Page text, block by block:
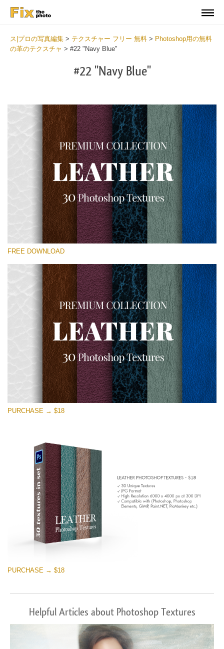
ス|プロの写真編集 > テクスチャー フリー 無料 > Photoshop用の無料
の革のテクスチャ > #22 "Navy Blue"
#22 "Navy Blue"
選んでください
Small 800*533px
Real Leather
(30 Textures)
Large 6000*4000px
Entire Collection
(1783 Overlays)
Large 6000*4000px
無料ダウンロード
FREE DOWNLOAD
PURCHASE → $18
PURCHASE → $18
Helpful Articles about Photoshop Textures